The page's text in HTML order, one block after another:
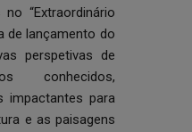
“Extraordinário
de lançamento do
perspetivas de
conhecidos,
impactantes para
e as paisagens